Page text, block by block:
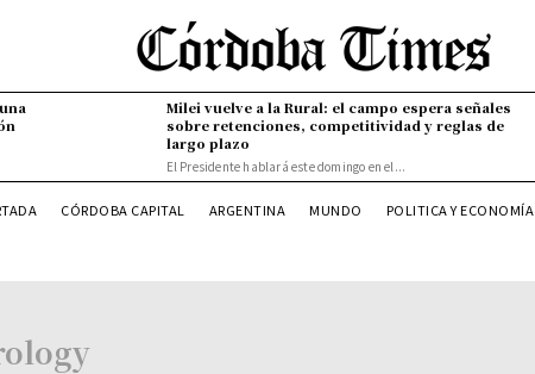
Milei vuelve a la Rural: el campo espera señales
sobre retenciones, competitividad y reglas de
largo plazo
El Presidente hablará este domingo en el...
CÓRDOBA CAPITAL ARGENTINA MUNDO POLITICA Y ECONOMÍA